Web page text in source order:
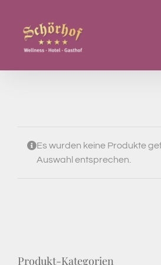
springen
Es wurden keine Produkte
Auswahl entsprechen.
Produkt-Kategorien